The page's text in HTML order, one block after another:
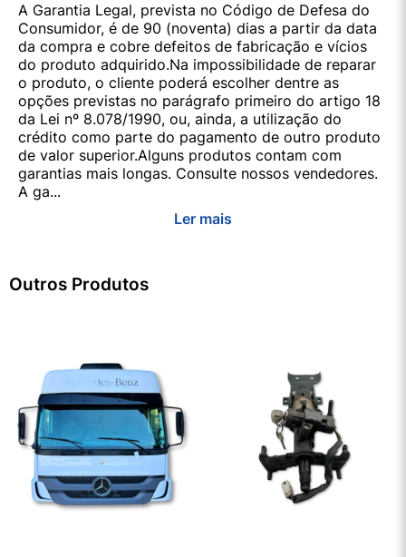
A Garantia Legal, prevista no Código de Defesa do
Consumidor, é de 90 (noventa) dias a partir da data
da compra e cobre defeitos de fabricação e vícios
do produto adquirido.Na impossibilidade de reparar
o produto, o cliente poderá escolher dentre as
opções previstas no parágrafo primeiro do artigo 18
da Lei nº 8.078/1990, ou, ainda, a utilização do
crédito como parte do pagamento de outro produto
de valor superior.Alguns produtos contam com
garantias mais longas. Consulte nossos vendedores.
A ga...
Ler mais
Outros Produtos